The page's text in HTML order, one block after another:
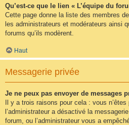
Qu’est-ce que le lien « L’équipe du
Cette page donne la liste des membres
les administrateurs et modérateurs ainsi
forums qu’ils modèrent.
Haut
Messagerie privée
Je ne peux pas envoyer de messages
Il y a trois raisons pour cela : vous
l’administrateur a désactivé la
forum, ou l’administrateur vous a